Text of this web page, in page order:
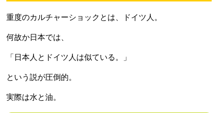
重度のカルチャーショックとは、ドイツ人。
何故か日本では、
「日本人とドイツ人は似ている。」
という説が圧倒的。
実際は水と油。